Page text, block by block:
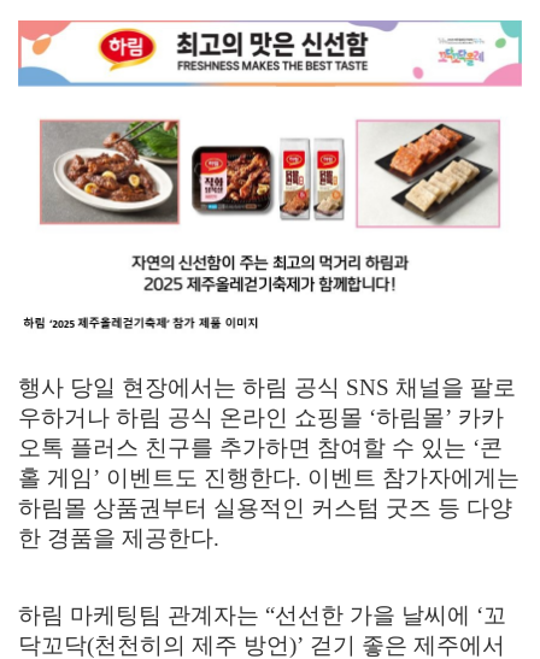
행사 당일 현장에서는 하림 공식 SNS 채널을 팔로
우하거나 하림 공식 온라인 쇼핑몰 ‘하림몰’ 카카
오톡 플러스 친구를 추가하면 참여할 수 있는 ‘콘
홀 게임’ 이벤트도 진행한다. 이벤트 참가자에게는
하림몰 상품권부터 실용적인 커스텀 굿즈 등 다양
한 경품을 제공한다.
하림 마케팅팀 관계자는 “선선한 가을 날씨에 ‘꼬
닥꼬닥(천천히의 제주 방언)’ 걷기 좋은 제주에서